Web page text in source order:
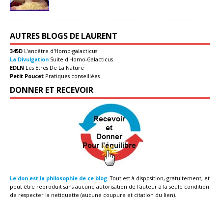
AUTRES BLOGS DE LAURENT
345D L'ancêtre d'Homo-galacticus
La Divulgation Suite d'Homo-Galacticus
EDLN Les Etres De La Nature
Petit Poucet Pratiques conseillées
DONNER ET RECEVOIR
Le don est la philosophie de ce blog. Tout est à disposition, gratuitement, et
peut être reproduit sans aucune autorisation de l'auteur à la seule condition
de respecter la netiquette (aucune coupure et citation du lien).